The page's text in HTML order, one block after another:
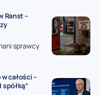
Ranst –
sprawcy
całości –